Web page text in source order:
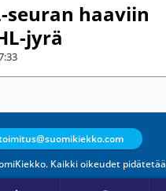
seuran haaviin
jyrä
Kaikki oikeudet